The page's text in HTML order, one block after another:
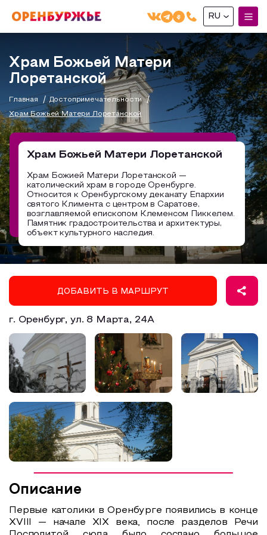
О РЕГИОНЕ
О регионе
Бузулук и Бузулукский район
Соль-Илецкий район
Саракташский район
МОЙ МАРШРУТ
Маршруты от туроператоров
Промышленный туризм
Пешеходный туризм
Сельский туризм
Аудио маршруты
Автотуризм
Аттестованные экскурсоводы
Маршруты от экскурсоводов
Все маршруты
Доступная среда
ГДЕ ПОЕСТЬ
ГДЕ ОСТАНОВИТЬСЯ
СУВЕНИРЫ
НАЦИОНАЛЬНЫЙ ТУРИСТСКИЙ МАРШРУТ
RU
Русский(RU)
Храм Божьей Матери
Лоретанской
Главная Достопримечательности
Храм Божьей Матери Лоретанской
Храм Божьей Матери Лоретанской
Храм Божией Матери Лоретанской —
католический храм в городе Оренбурге.
Относится к Оренбургскому деканату Епархии
святого Климента с центром в Саратове,
возглавляемой епископом Клеменсом Пиккелем.
Памятник градостроительства и архитектуры,
объект культурного наследия.
ДОБАВИТЬ В МАРШРУТ
г. Оренбург, ул. ​8 Марта, 24А
Описание
Первые католики в Оренбурге появились в конце
XVIII — начале XIX века, после разделов Речи